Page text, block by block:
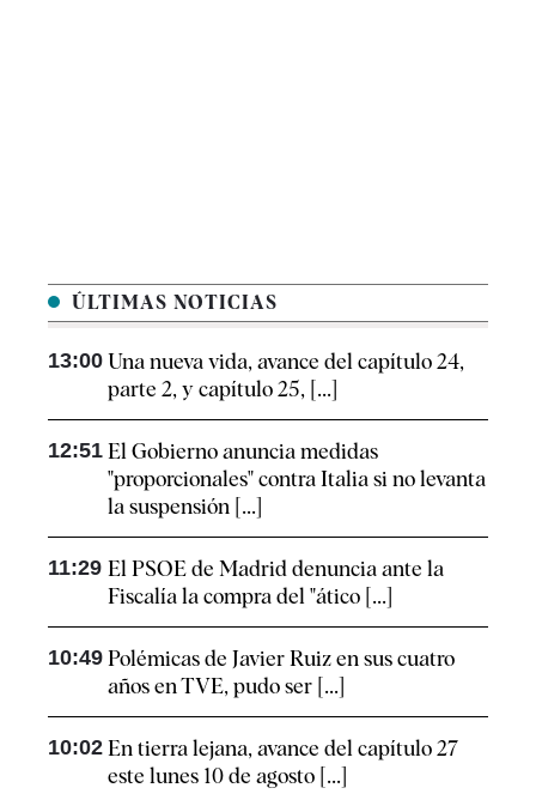
ÚLTIMAS NOTICIAS
13:00 Una nueva vida, avance del capítulo 24,
parte 2, y capítulo 25, [...]
12:51 El Gobierno anuncia medidas
"proporcionales" contra Italia si no levanta
la suspensión [...]
11:29 El PSOE de Madrid denuncia ante la
Fiscalía la compra del "ático [...]
10:49 Polémicas de Javier Ruiz en sus cuatro
años en TVE, pudo ser [...]
10:02 En tierra lejana, avance del capítulo 27
este lunes 10 de agosto [...]